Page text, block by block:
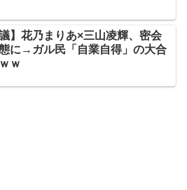
議】花乃まりあ×三山凌輝、密会
に→ガル民「自業自得」の大合
ｗ